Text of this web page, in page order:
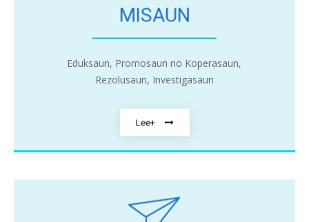
MISAUN
Eduksaun, Promosaun no Koperasaun,
Rezolusaun, Investigasaun
Lee+